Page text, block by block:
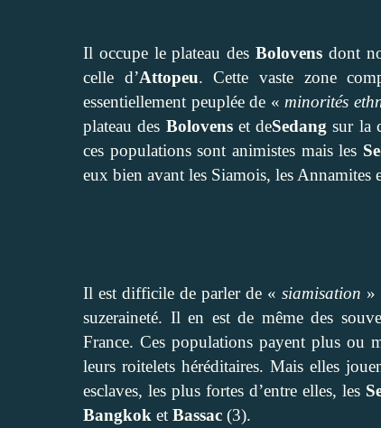
Il occupe le plateau desBolovens dont
celle d’Attopeu. Cette vaste zone
essentiellement peuplée de « minorités
plateau des Bolovenset deSedang sur la
ces populations sont animistes mais les
eux bien avant les Siamois, les Annamites
Il est difficile de parler de « siamisation »
suzeraineté. Il en est de même des
France. Ces populations payent plus ou
leurs roitelets héréditaires. Mais elles
esclaves, les plus fortes d’entre elles, les
Bangkok et Bassac (3).